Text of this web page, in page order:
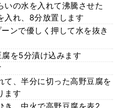
いの水を入れて沸騰させた
入れ、8分放置します
ンで優しく押して水を抜き
を5分漬け込みます
て、半分に切った高野豆腐を
ます
き、中火で高野豆腐を表2